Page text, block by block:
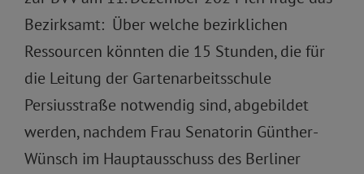
Bezirksamt: Über welche bezirklichen
Ressourcen könnten die 15 Stunden, die für
die Leitung der Gartenarbeitsschule
Persiusstraße notwendig sind, abgebildet
werden, nachdem Frau Senatorin Günther-
Wünsch im Hauptausschuss des Berliner